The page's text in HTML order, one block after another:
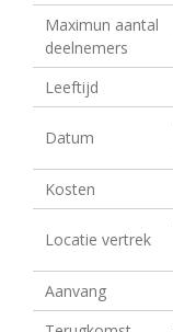
Maximun aantal
deelnemers
Leeftijd
Datum
Kosten
Locatie vertrek
Aanvang